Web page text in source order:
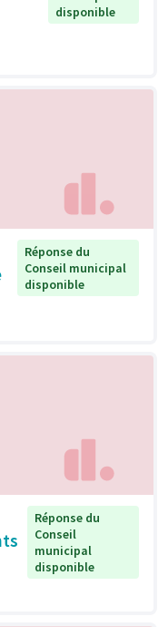
disponible
Réponse du
Conseil municipal
disponible
Réponse du
Conseil
municipal
disponible